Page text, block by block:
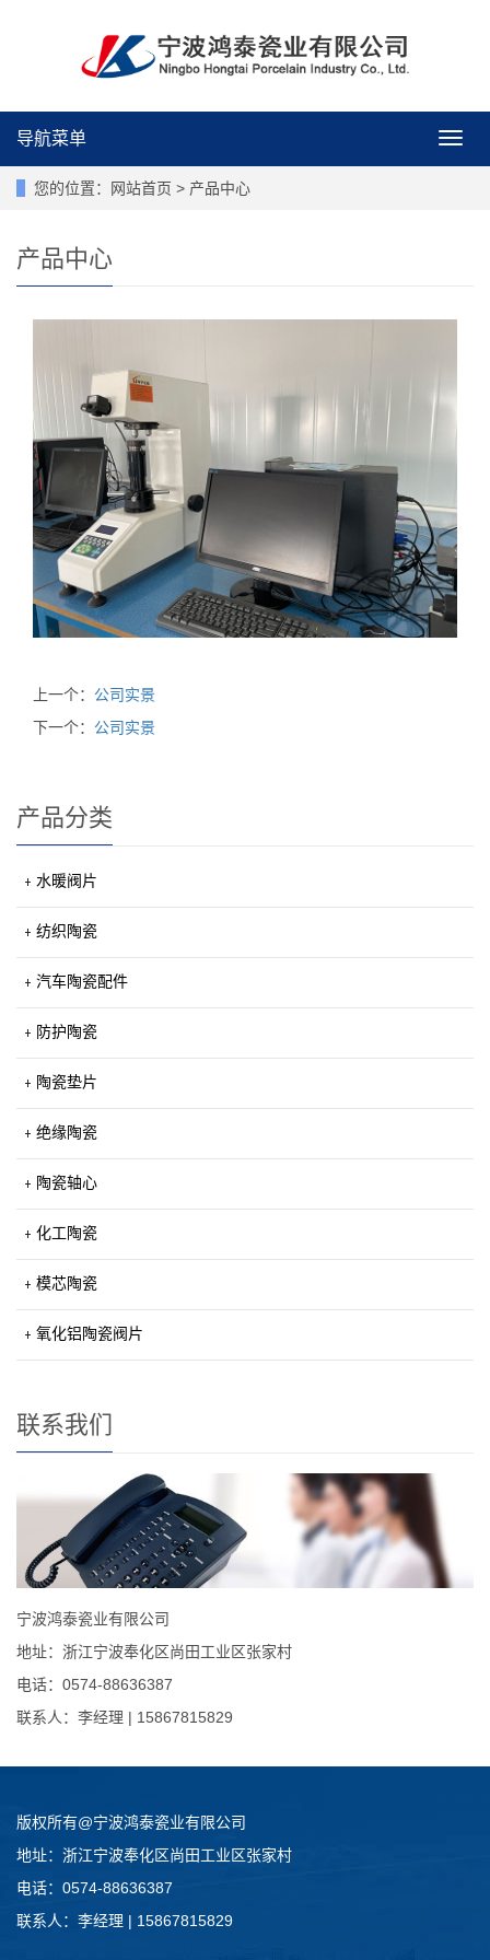
导
航
导航菜单
您的位置： 网站首页 > 产品中心
产品中心
上一个： 公司实景
下一个： 公司实景
产品分类
水暖阀片
纺织陶瓷
汽车陶瓷配件
防护陶瓷
陶瓷垫片
绝缘陶瓷
陶瓷轴心
化工陶瓷
模芯陶瓷
氧化铝陶瓷阀片
联系我们
宁波鸿泰瓷业有限公司
地址：浙江宁波奉化区尚田工业区张家村
电话：0574-88636387
联系人：李经理 | 15867815829
版权所有@宁波鸿泰瓷业有限公司
地址：浙江宁波奉化区尚田工业区张家村
电话：0574-88636387
联系人：李经理 | 15867815829